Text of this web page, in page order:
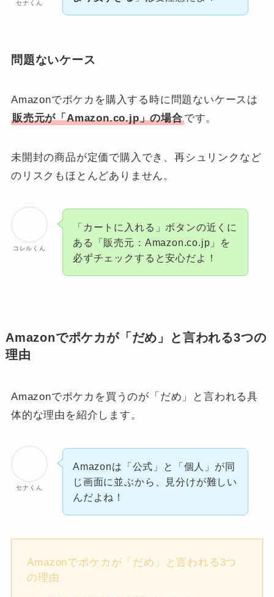
セナくん
問題ないケース
Amazonでポケカを購入する時に問題ないケースは
販売元が「Amazon.co.jp」の場合です。
未開封の商品が定価で購入でき、再シュリンクなど
のリスクもほとんどありません。
コレルくん
「カートに入れる」ボタンの近くに
ある「販売元：Amazon.co.jp」を
必ずチェックすると安心だよ！
Amazonでポケカが「だめ」と言われる3つの
理由
Amazonでポケカを買うのが「だめ」と言われる具
体的な理由を紹介します。
セナくん
Amazonは「公式」と「個人」が同
じ画面に並ぶから、見分けが難しい
んだよね！
Amazonでポケカが「だめ」と言われる3つ
の理由